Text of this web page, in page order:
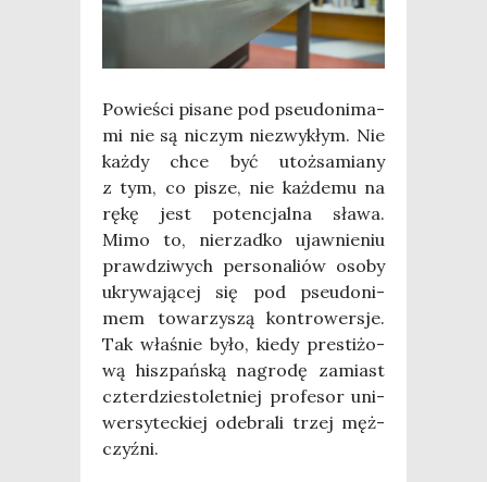
Powie­ści pisa­ne pod pseu­do­ni­ma­
mi nie są niczym nie­zwy­kłym. Nie
każ­dy chce być utoż­sa­mia­ny
z tym, co pisze, nie każ­de­mu na
rękę jest poten­cjal­na sła­wa.
Mimo to, nie­rzad­ko ujaw­nie­niu
praw­dzi­wych per­so­na­liów oso­by
ukry­wa­ją­cej się pod pseu­do­ni­
mem towa­rzy­szą kon­tro­wer­sje.
Tak wła­śnie było, kie­dy pre­sti­żo­
wą hisz­pań­ską nagro­dę zamiast
czter­dzie­sto­let­niej pro­fe­sor uni­
wer­sy­tec­kiej ode­bra­li trzej męż­
czyź­ni.